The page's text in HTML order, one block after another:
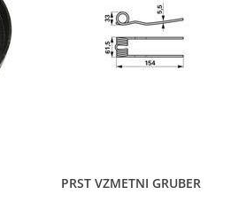
PRST VZMETNI GRUBER